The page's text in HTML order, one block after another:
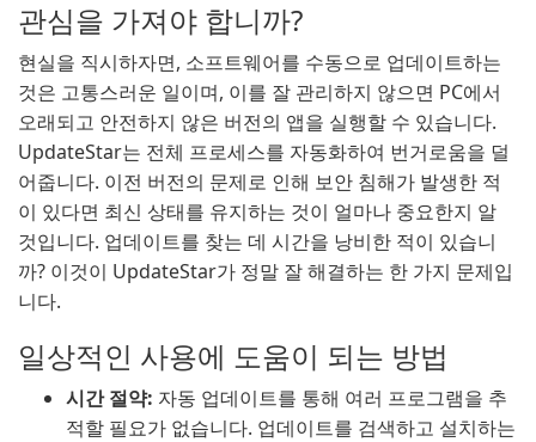
관심을 가져야 합니까?
현실을 직시하자면, 소프트웨어를 수동으로 업데이트하는
것은 고통스러운 일이며, 이를 잘 관리하지 않으면 PC에서
오래되고 안전하지 않은 버전의 앱을 실행할 수 있습니다.
UpdateStar는 전체 프로세스를 자동화하여 번거로움을 덜
어줍니다. 이전 버전의 문제로 인해 보안 침해가 발생한 적
이 있다면 최신 상태를 유지하는 것이 얼마나 중요한지 알
것입니다. 업데이트를 찾는 데 시간을 낭비한 적이 있습니
까? 이것이 UpdateStar가 정말 잘 해결하는 한 가지 문제입
니다.
일상적인 사용에 도움이 되는 방법
시간 절약: 자동 업데이트를 통해 여러 프로그램을 추
적할 필요가 없습니다. 업데이트를 검색하고 설치하는